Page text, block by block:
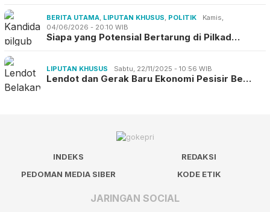
BERITA UTAMA LIPUTAN KHUSUS POLITIK
Kamis,
04/06/2026 - 20:10 WIB
Siapa yang Potensial Bertarung di Pilkad…
LIPUTAN KHUSUS Sabtu, 22/11/2025 - 10:56 WIB
Lendot dan Gerak Baru Ekonomi Pesisir Be…
INDEKS
REDAKSI
PEDOMAN MEDIA SIBER
KODE ETIK
JARINGAN SOCIAL